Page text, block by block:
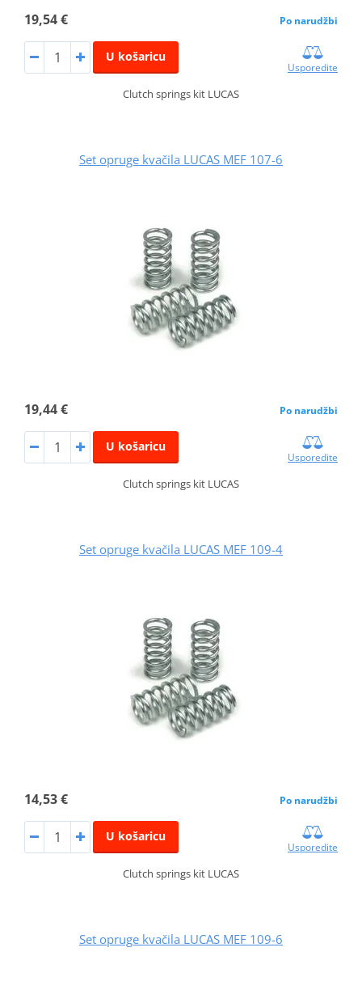
19,54 € Po narudžbi
U košaricu
Usporedite
Clutch springs kit LUCAS
Set opruge kvačila LUCAS MEF 107-6
19,44 € Po narudžbi
U košaricu
Usporedite
Clutch springs kit LUCAS
Set opruge kvačila LUCAS MEF 109-4
14,53 € Po narudžbi
U košaricu
Usporedite
Clutch springs kit LUCAS
Set opruge kvačila LUCAS MEF 109-6